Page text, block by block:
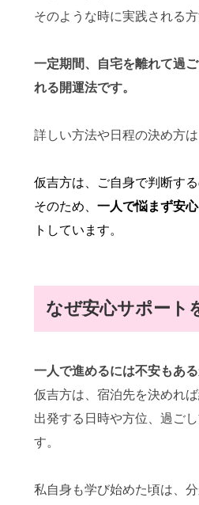
そのような時に実践される
一定期間、自宅を離れて過
れる開運法です。
詳しい方法や日程の決め方
仮吉方は、ご自身で判断す
そのため、 一人で悩まず安
トしています。
なぜ安心サポート
一人で進めるには不安もあ
仮吉方は、宿泊先を決めれ
出発する日時や方位、過ご
す。
私自身も学び始めた頃は、